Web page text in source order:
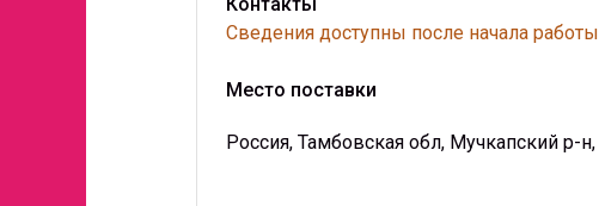
Сведения доступны после начала
Место поставки
Россия, Тамбовская обл, Мучкапский р-